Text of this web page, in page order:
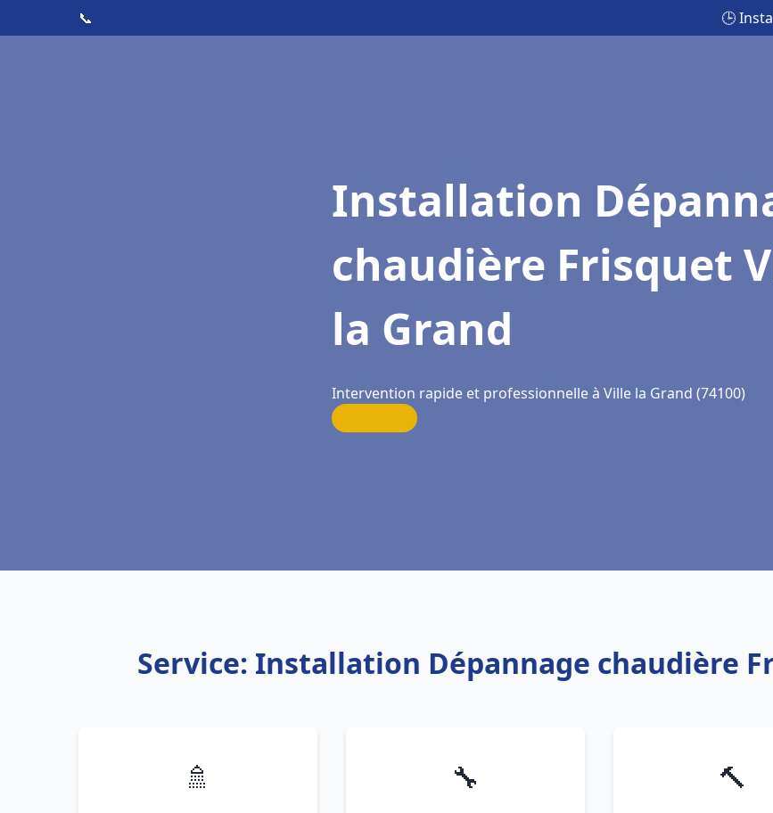
📞 🕒
Installation
chaudière Frisquet
la Grand
Intervention rapide et professionnelle à Ville la Grand (74100)
Service: Installation Dépannage chaudière
🚿 🔧 🔨